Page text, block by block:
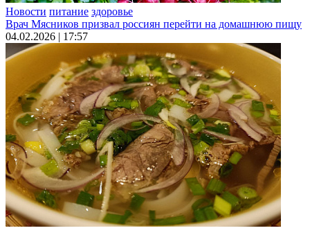
Новости питание здоровье
Врач Мясников призвал россиян перейти на домашнюю пищу
04.02.2026 | 17:57